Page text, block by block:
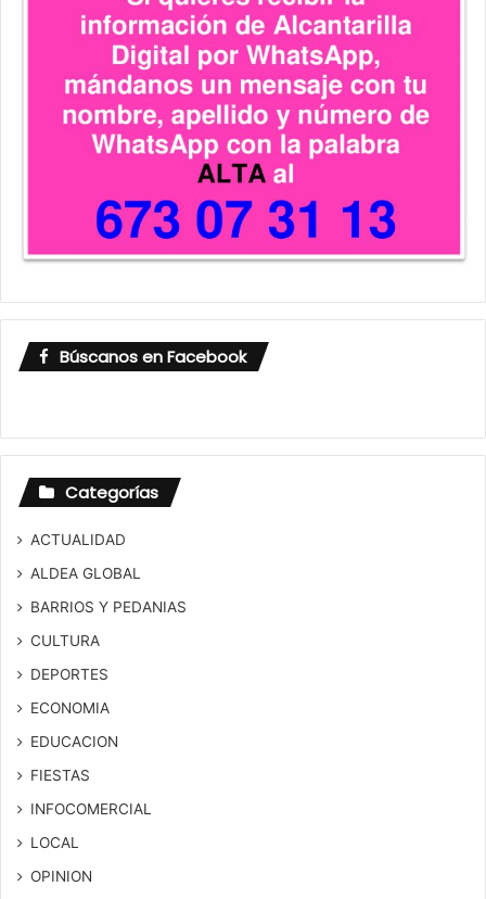
Búscanos en Facebook
Categorías
ACTUALIDAD
ALDEA GLOBAL
BARRIOS Y PEDANIAS
CULTURA
DEPORTES
ECONOMIA
EDUCACION
FIESTAS
INFOCOMERCIAL
LOCAL
OPINION